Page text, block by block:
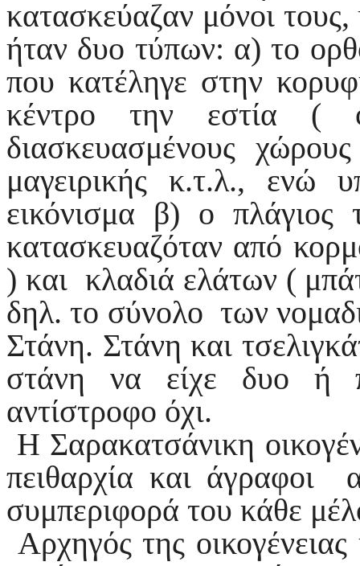
κατασκεύαζαν μόνοι
ήταν δυο τύπων: α) το
που κατέληγε στην
κέντρο την εστία (
διασκευασμένους
μαγειρικής κ.τ.λ.,
εικόνισμα β) ο
κατασκευαζόταν από
) και κλαδιά ελάτων (
δηλ. το σύνολο των
Στάνη. Στάνη και
στάνη να είχε δυο ή
αντίστροφο όχι.
Η Σαρακατσάνικη
πειθαρχία και άγραφοι
συμπεριφορά του κάθε
Αρχηγός της